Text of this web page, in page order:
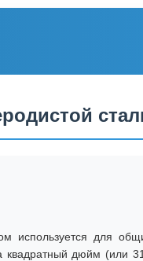
используется для
квадратный дюйм